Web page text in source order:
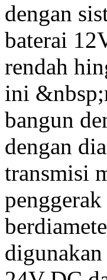
dengan
baterai
rendah
ini
bangun
dengan
transmisi